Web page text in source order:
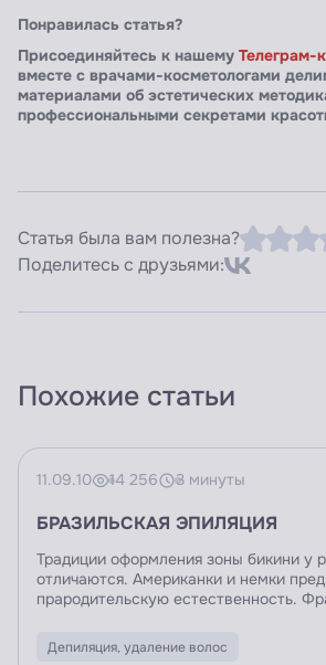
Понравилась статья?
Присоединяйтесь к нашему Телеграм-
вместе с врачами-косметологами
материалами об эстетических
профессиональными секретами
Статья была вам полезна?
Поделитесь с друзьями:
Похожие статьи
11.09.10 14 256 3 минуты
БРАЗИЛЬСКАЯ ЭПИЛЯЦИЯ
Традиции оформления зоны бикини у
отличаются. Американки и немки
прародительскую естественность.
Депиляция, удаление волос